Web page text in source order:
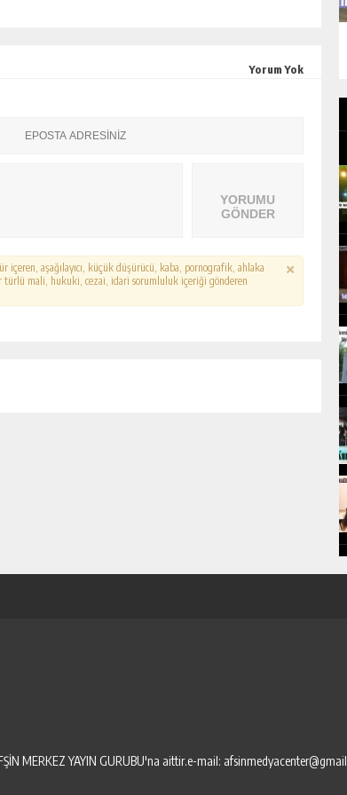
Yorum Yok
YORUMU
GÖNDER
içeren, aşağılayıcı, küçük düşürücü, kaba, pornografik, ahlaka
türlü mali, hukuki, cezai, idari sorumluluk içeriği gönderen
MERKEZ YAYIN GURUBU'na aittir.e-mail: